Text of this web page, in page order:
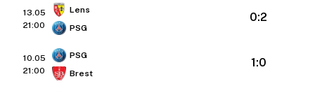
13.05
21:00
Lens
PSG
0:2
10.05
21:00
PSG
Brest
1:0